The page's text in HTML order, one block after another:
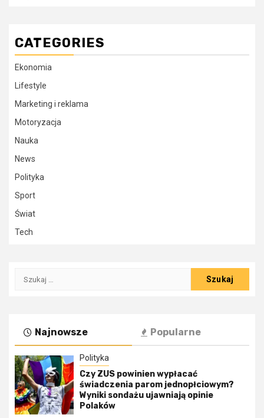
CATEGORIES
Ekonomia
Lifestyle
Marketing i reklama
Motoryzacja
Nauka
News
Polityka
Sport
Świat
Tech
Szukaj:
Najnowsze Popularne
Polityka
Czy ZUS powinien wypłacać
świadczenia parom jednopłciowym?
Wyniki sondażu ujawniają opinie
Polaków